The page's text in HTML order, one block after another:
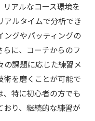
アルなコース環境を
アルタイムで分析でき
ングやパッティングの
に、コーチからのフ
の課題に応じた練習メ
術を磨くことが可能で
特に初心者の方でも
り、継続的な練習が